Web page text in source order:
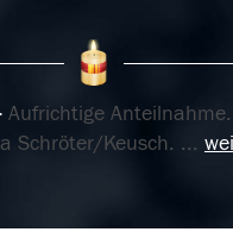
Aufrichtige
Schröter/Keusch. ...